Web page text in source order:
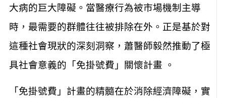
大病的巨大障礙。當醫療行為被市場機制主導
時，最需要的群體往往被排除在外。正是基於對
這種社會現狀的深刻洞察，蕭醫師毅然推動了極
具社會意義的「免掛號費」關懷計畫 。
「免掛號費」計畫的精髓在於消除經濟障礙，實